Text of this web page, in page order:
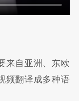
来自亚洲、东欧
频翻译成多种语